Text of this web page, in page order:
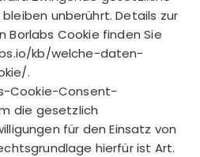
unberührt. Details zur
Borlabs Cookie finden Sie
kb/welche-daten-
.
Cookie-Consent-
die gesetzlich
für den Einsatz von
hierfür ist Art.